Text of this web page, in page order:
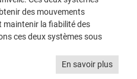
des mouvements
maintenir la fiabilité des
ces deux systèmes sous
En savoir plus